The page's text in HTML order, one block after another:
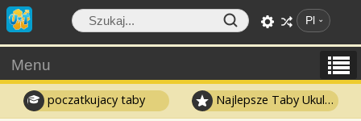
Pl
Menu
poczatkujacy taby Najlepsze Taby Ukulele